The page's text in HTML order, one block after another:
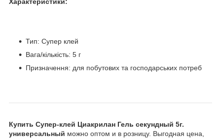
Тип: Супер клей
Вага/кількість: 5 г
Призначення: для побутових та господарських потреб
Купить Супер-клей Циакрилан Гель секундный 5г.
универсальный можно оптом и в розницу. Выгодная цена,